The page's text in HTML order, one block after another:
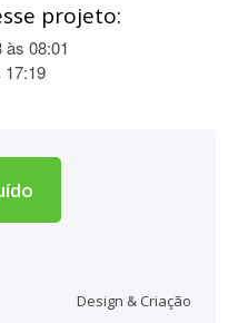
projeto:
às 08:01
17:19
Design & Criação